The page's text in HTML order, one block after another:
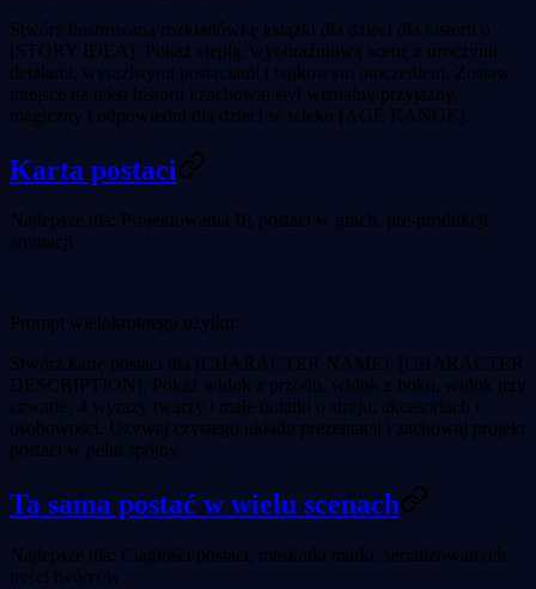
Stwórz ilustrowaną rozkładówkę książki dla dzieci dla historii o
[STORY IDEA]. Pokaż ciepłą, wyobraźniową scenę z uroczymi
detalami, wyrazistymi postaciami i bajkowym otoczeniem. Zostaw
miejsce na tekst historii i zachowaj styl wizualny przyjazny,
magiczny i odpowiedni dla dzieci w wieku [AGE RANGE].
Karta postaci
Najlepsze dla: Projektowania IP, postaci w grach, pre-produkcji
animacji
Prompt wielokrotnego użytku:
Stwórz kartę postaci dla [CHARACTER NAME], [CHARACTER
DESCRIPTION]. Pokaż widok z przodu, widok z boku, widok trzy
czwarte, 4 wyrazy twarzy i małe notatki o stroju, akcesoriach i
osobowości. Używaj czystego układu prezentacji i zachowaj projekt
postaci w pełni spójny.
Ta sama postać w wielu scenach
Najlepsze dla: Ciągłości postaci, maskotki marki, serializowanych
treści twórców